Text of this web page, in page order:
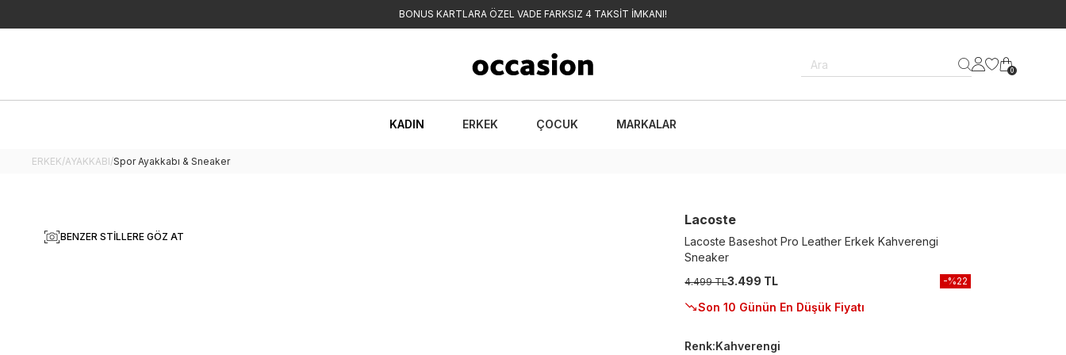
BONUS KARTLARA ÖZEL VADE FARKSIZ 4 TAKSİT İMKANI!
Ara 0
KADIN ERKEK ÇOCUK MARKALAR
ERKEK/AYAKKABI/Spor Ayakkabı & Sneaker
BENZER STILLERE GÖZ AT
Lacoste
Lacoste Baseshot Pro Leather Erkek Kahverengi
Sneaker
4.499 TL3.499 TL -%22
Son 10 Günün En Düşük Fiyatı
Renk:Kahverengi